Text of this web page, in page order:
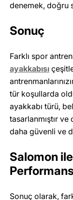
denemek, doğru
Sonuç
Farklı spor
ayakkabısı
tür koşullarda
ayakkabı türü,
tasarlanmıştır
daha güvenli ve
Salomon
Sonuç olarak,